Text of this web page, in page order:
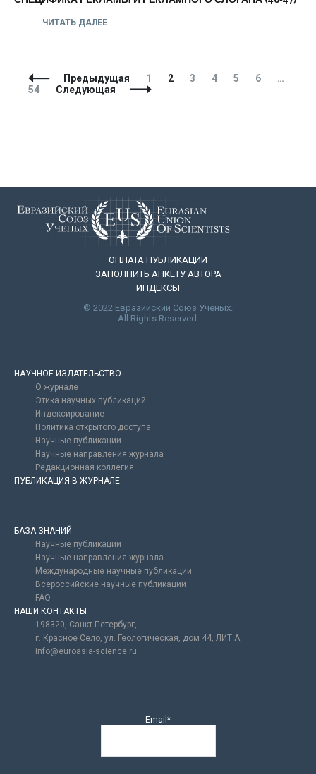
ЧИТАТЬ ДАЛЕЕ
Навигация
по
Предыдущая Страница
1 Страница
2 Страница
3 Страница
4 Страница
5 Страница
6 …
54
Следующая
ОПЛАТА ПУБЛИКАЦИИ
ЗАПОЛНИТЬ АНКЕТУ АВТОРА
ИНДЕКСЫ
© 2022 Евразийский Союз Ученых.
All Rights Reserved.
НАУЧНОЕ ИЗДАТЕЛЬСТВО
О журнале
Этика научных публикаций
Индексирование
Политика открытого доступа
Научные публикации
Научные направления журнала
Редакционная коллегия
ПУБЛИКАЦИЯ В ЖУРНАЛЕ
БАЗА ЗНАНИЙ
Научные публикации
Научные направления журнала
Международные научные публикации
Всероссийские научные публикации
FAQ
НАШИ КОНТАКТЫ
198320, Санкт-Петербург,
г. Красное Село, ул. Геологическая, дом 44, ЛИТ А.
info@euroasia-science.ru
Email*